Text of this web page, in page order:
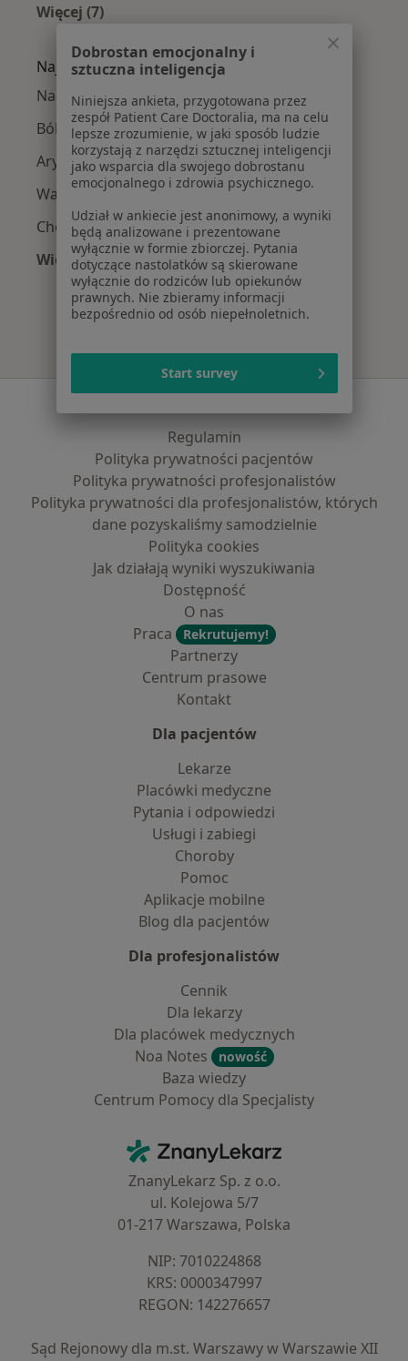
Więcej (7)
Najczęście leczone choroby
Nadciśnienie tętnicze w Kościerzynie
Ból w klatce piersiowej w Kościerzynie
Arytmia w Kościerzynie
Wady serca w Kościerzynie
Choroba niedokrwienna serca w Kościerzynie
Więcej (15)
Więcej w kategorii: Najczęście leczone
Regulamin
Polityka prywatności pacjentów
Polityka prywatności profesjonalistów
Polityka prywatności dla profesjonalistów, których
dane pozyskaliśmy samodzielnie
Polityka cookies
Jak działają wyniki wyszukiwania
Dostępność
O nas
Praca
Rekrutujemy!
Partnerzy
Centrum prasowe
Kontakt
Dla pacjentów
Lekarze
Placówki medyczne
Pytania i odpowiedzi
Usługi i zabiegi
Choroby
Pomoc
Aplikacje mobilne
Blog dla pacjentów
Dla profesjonalistów
Cennik
Dla lekarzy
Dla placówek medycznych
Noa Notes
nowość
Baza wiedzy
Centrum Pomocy dla Specjalisty
ZnanyLekarz - Strona główna
ZnanyLekarz Sp. z o.o.
ul. Kolejowa 5/7
01-217 Warszawa, Polska
NIP: ⁠7010224868
KRS: ⁠0000347997
REGON: ⁠142276657
Sąd Rejonowy dla m.st. Warszawy w Warszawie XII
Dobrostan emocjonalny i
sztuczna inteligencja
Niniejsza ankieta, przygotowana przez
zespół Patient Care Doctoralia, ma na celu
lepsze zrozumienie, w jaki sposób ludzie
korzystają z narzędzi sztucznej inteligencji
jako wsparcia dla swojego dobrostanu
emocjonalnego i zdrowia psychicznego.
Udział w ankiecie jest anonimowy, a wyniki
będą analizowane i prezentowane
wyłącznie w formie zbiorczej. Pytania
dotyczące nastolatków są skierowane
wyłącznie do rodziców lub opiekunów
prawnych. Nie zbieramy informacji
bezpośrednio od osób niepełnoletnich.
Start survey